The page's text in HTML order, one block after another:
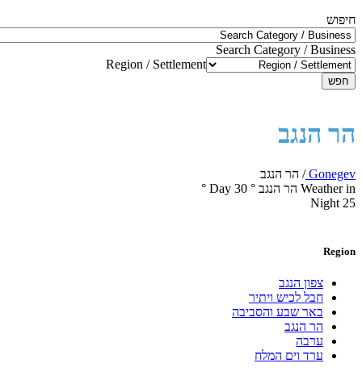
חיפוש
Search Category / Business
Region / Settlement
חפש
הר הנגב
Gonegev
/ הר הנגב
Weather in הר הנגב
°
30
Day
°
25
Night
Region
צפון הנגב
חבל לכיש ויתיר
באר שבע והסביבה
הר הנגב
ערבה
ערד וים המלח